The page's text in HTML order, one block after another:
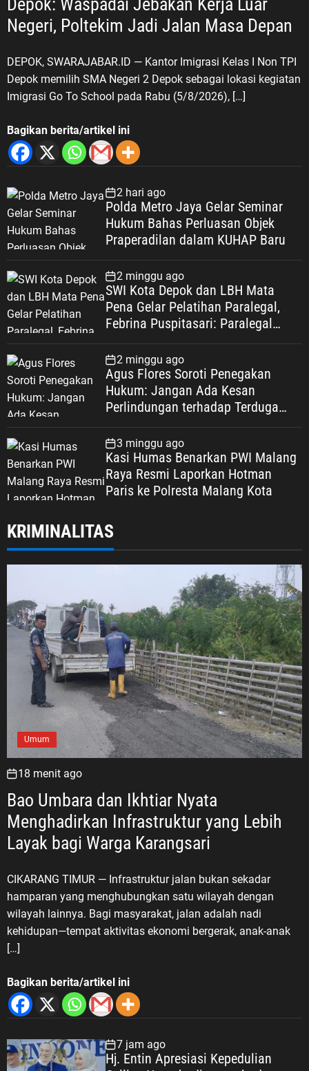
Depok: Waspadai Jebakan Kerja Luar
DEPOK, SWARAJABAR.ID — Kantor Imigrasi Kelas I Non TPI
Depok memilih SMA Negeri 2 Depok sebagai lokasi kegiatan
Imigrasi Go To School pada Rabu (5/8/2026), […]
Bagikan berita/artikel ini
2 hari ago
Polda Metro Jaya Gelar Seminar
Hukum Bahas Perluasan Objek
Praperadilan dalam KUHAP Baru
2 minggu ago
SWI Kota Depok dan LBH Mata
Pena Gelar Pelatihan Paralegal,
Febrina Puspitasari: Paralegal
Keadilan Warga Depok
2 minggu ago
Agus Flores Soroti Penegakan
Hukum: Jangan Ada Kesan
Perlindungan terhadap Terduga
Dipertaruhkan
3 minggu ago
Kasi Humas Benarkan PWI Malang
Raya Resmi Laporkan Hotman
Paris ke Polresta Malang Kota
KRIMINALITAS
Umum
18 menit ago
Bao Umbara dan Ikhtiar Nyata
Menghadirkan Infrastruktur yang Lebih
Layak bagi Warga Karangsari
CIKARANG TIMUR — Infrastruktur jalan bukan sekadar
hamparan yang menghubungkan satu wilayah dengan
wilayah lainnya. Bagi masyarakat, jalan adalah nadi
kehidupan—tempat aktivitas ekonomi bergerak, anak-anak
[…]
Bagikan berita/artikel ini
7 jam ago
Hj. Entin Apresiasi Kepedulian